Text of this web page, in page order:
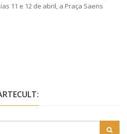
11 e 12 de abril, a Praça Saens